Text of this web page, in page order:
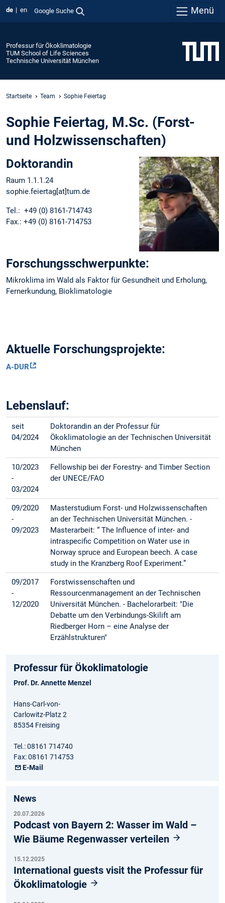
de en Google Suche Menü
Professur für Ökoklimatologie
TUM School of Life Sciences
Technische Universität München
Startseite Team Sophie Feiertag
Sophie Feiertag, M.Sc. (Forst-
und Holzwissenschaften)
Doktorandin
Raum 1.1.1.24
sophie.feiertag[at]tum.de
Tel.: +49 (0) 8161-714743
Fax.: +49 (0) 8161-714753
Forschungsschwerpunkte:
Mikroklima im Wald als Faktor für Gesundheit und Erholung,
Fernerkundung, Bioklimatologie
Aktuelle Forschungsprojekte:
A-DUR
Lebenslauf:
seit
04/2024
Doktorandin an der Professur für
Ökoklimatologie an der Technischen Universität
München
10/2023
-
03/2024
Fellowship bei der Forestry- and Timber Section
der UNECE/FAO
09/2020
-
09/2023
Masterstudium Forst- und Holzwissenschaften
an der Technischen Universität München. -
Masterarbeit: “ The Influence of inter- and
intraspecific Competition on Water use in
Norway spruce and European beech. A case
study in the Kranzberg Roof Experiment.”
09/2017
-
12/2020
Forstwissenschaften und
Ressourcenmanagement an der Technischen
Universität München. - Bachelorarbeit: "Die
Debatte um den Verbindungs-Skilift am
Riedberger Horn – eine Analyse der
Erzählstrukturen"
Professur für Ökoklimatologie
Prof. Dr. Annette Menzel
Hans-Carl-von-
Carlowitz-Platz 2
85354 Freising
Tel.: 08161 714740
Fax: 08161 714753
E-Mail
News
20.07.2026
Podcast von Bayern 2: Wasser im Wald –
Wie Bäume Regenwasser verteilen
15.12.2025
International guests visit the Professur für
Ökoklimatologie